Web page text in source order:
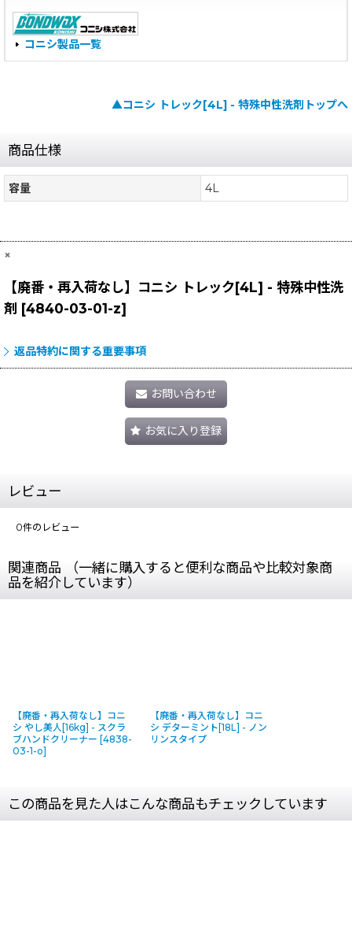
コニシ製品一覧
▲コニシ トレック[4L] - 特殊中性洗剤トップへ
商品仕様
容量 4L
×
【廃番・再入荷なし】コニシ トレック[4L] - 特殊中性洗
剤 [4840-03-01-z]
返品特約に関する重要事項
お問い合わせ
お気に入り登録
レビュー
0件のレビュー
関連商品 （一緒に購入すると便利な商品や比較対象商
品を紹介しています）
【廃番・再入荷なし】コニ
シ やし美人[16kg] - スクラ
ブハンドクリーナー [4838-
03-1-o]
【廃番・再入荷なし】コニ
シ デターミント[18L] - ノン
リンスタイプ
この商品を見た人はこんな商品もチェックしています